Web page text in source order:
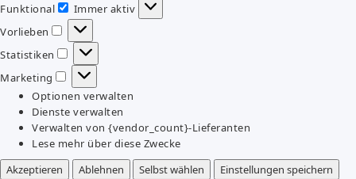
Funktional
Funktional
Immer aktiv
Vorlieben
Vorlieben
Statistiken
Statistiken
Marketing
Marketing
Optionen verwalten
Dienste verwalten
Verwalten von {vendor_count}-Lieferanten
Lese mehr über diese Zwecke
Akzeptieren
Ablehnen Selbst wählen
Einstellungen speichern